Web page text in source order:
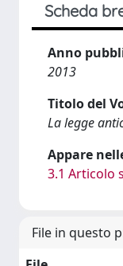
Scheda
Anno
2013
Titolo del
La legge
Appare
3.1 Articolo
File in questo